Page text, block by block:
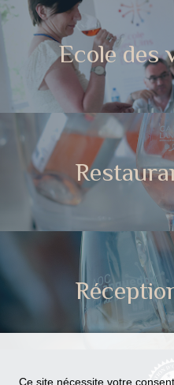
Ecole des
Ce site nécessite votre